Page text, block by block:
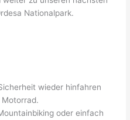
Nationalpark.
wieder hinfahren
oder einfach